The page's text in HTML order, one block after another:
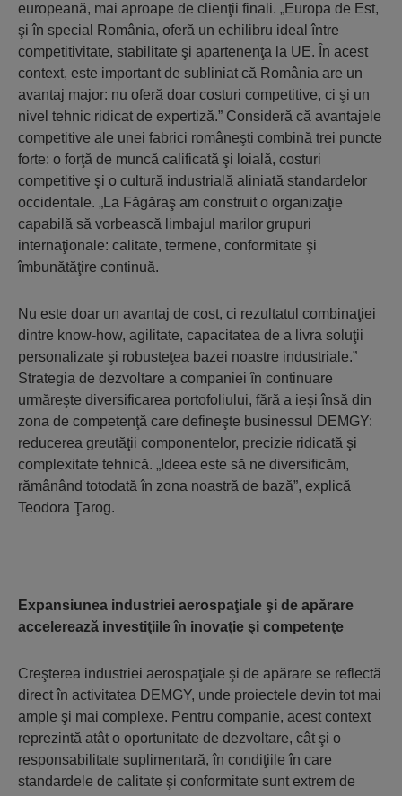
europeană, mai aproape de clienţii finali. „Europa de Est,
şi în special România, oferă un echilibru ideal între
competitivitate, stabilitate şi apartenenţa la UE. În acest
context, este important de subliniat că România are un
avantaj major: nu oferă doar costuri competitive, ci şi un
nivel tehnic ridicat de expertiză.” Consideră că avantajele
competitive ale unei fabrici româneşti combină trei puncte
forte: o forţă de muncă calificată şi loială, costuri
competitive şi o cultură industrială aliniată standardelor
occidentale. „La Făgăraş am construit o organizaţie
capabilă să vorbească limbajul marilor grupuri
internaţionale: calitate, termene, conformitate şi
îmbunătăţire continuă.
Nu este doar un avantaj de cost, ci rezultatul combinaţiei
dintre know-how, agilitate, capacitatea de a livra soluţii
personalizate şi robusteţea bazei noastre industriale.”
Strategia de dezvoltare a companiei în continuare
urmăreşte diversificarea portofoliului, fără a ieşi însă din
zona de competenţă care defineşte businessul DEMGY:
reducerea greutăţii componentelor, precizie ridicată şi
complexitate tehnică. „Ideea este să ne diversificăm,
rămânând totodată în zona noastră de bază”, explică
Teodora Ţarog.
Expansiunea industriei aerospaţiale şi de apărare
accelerează investiţiile în inovaţie şi competenţe
Creşterea industriei aerospaţiale şi de apărare se reflectă
direct în activitatea DEMGY, unde proiectele devin tot mai
ample şi mai complexe. Pentru companie, acest context
reprezintă atât o oportunitate de dezvoltare, cât şi o
responsabilitate suplimentară, în condiţiile în care
standardele de calitate şi conformitate sunt extrem de